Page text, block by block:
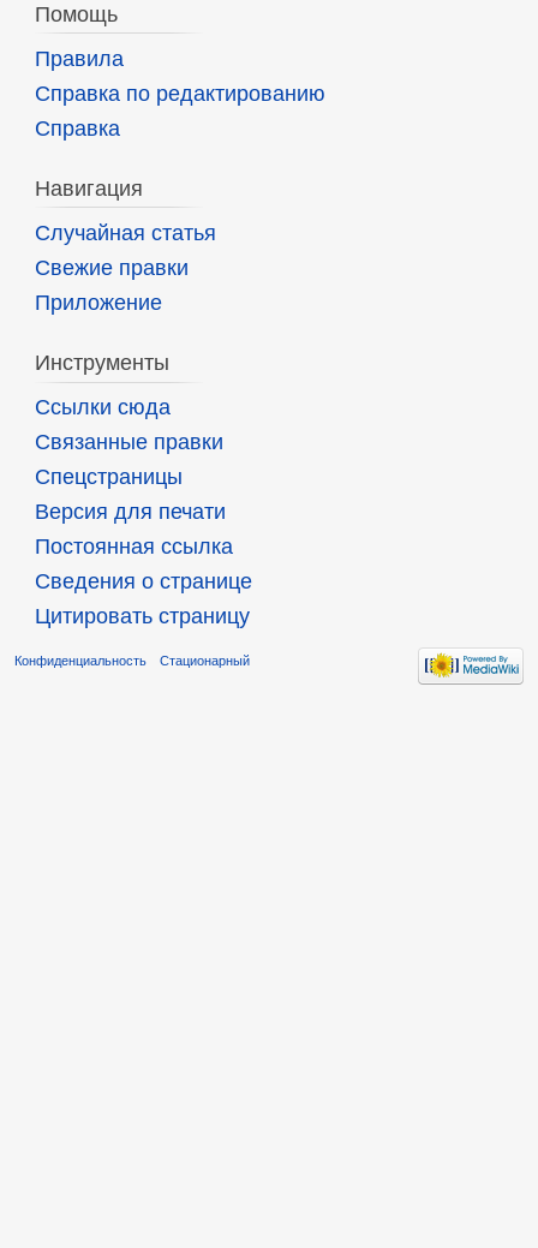
Помощь
Правила
Справка по редактированию
Справка
Навигация
Случайная статья
Свежие правки
Приложение
Инструменты
Ссылки сюда
Связанные правки
Спецстраницы
Версия для печати
Постоянная ссылка
Сведения о странице
Цитировать страницу
Конфиденциальность Стационарный